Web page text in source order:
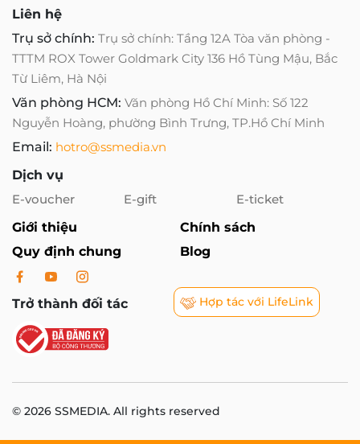
Liên hệ
Trụ sở chính: Trụ sở chính: Tầng 12A Tòa văn phòng -
TTTM ROX Tower Goldmark City 136 Hồ Tùng Mậu, Bắc
Từ Liêm, Hà Nội
Văn phòng HCM: Văn phòng Hồ Chí Minh: Số 122
Nguyễn Hoàng, phường Bình Trưng, TP.Hồ Chí Minh
Email: hotro@ssmedia.vn
Dịch vụ
E-voucher
E-gift
E-ticket
Giới thiệu
Chính sách
Quy định chung
Blog
Trở thành đối tác Hợp tác với LifeLink
© 2026 SSMEDIA. All rights reserved